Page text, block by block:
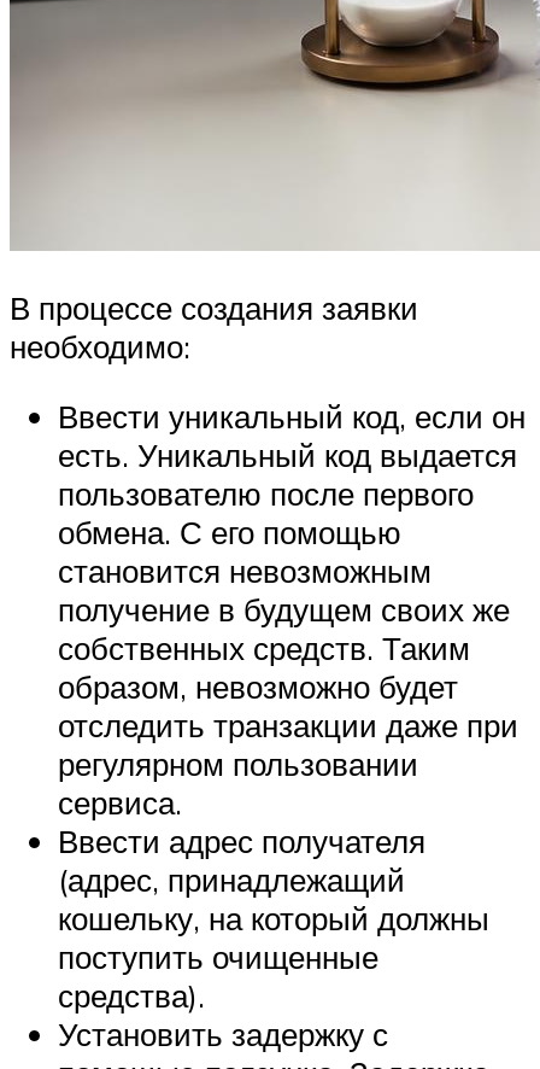
В процессе создания заявки
необходимо:
Ввести уникальный код, если он
есть. Уникальный код выдается
пользователю после первого
обмена. С его помощью
становится невозможным
получение в будущем своих же
собственных средств. Таким
образом, невозможно будет
отследить транзакции даже при
регулярном пользовании
сервиса.
Ввести адрес получателя
(адрес, принадлежащий
кошельку, на который должны
поступить очищенные
средства).
Установить задержку с